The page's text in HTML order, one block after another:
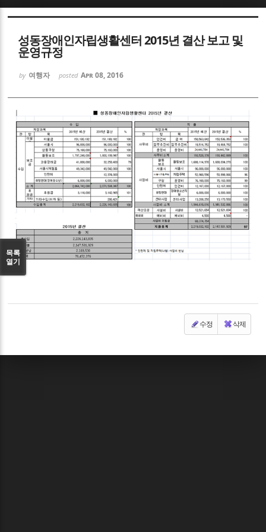
성동장애인자립생활센터 2015년 결산 보고 및
운영규정
by 여행자 posted Apr 08, 2016
수정 삭제
목록
열기
Sketchbook5, 스케치북5
Sketchbook5, 스케치북5